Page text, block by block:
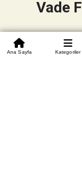
Beden Tablosu
Ana Sayfa Kategoriler
Vade